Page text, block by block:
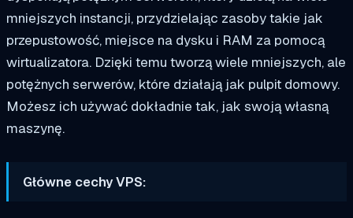
mniejszych instancji, przydzielając zasoby takie jak
przepustowość, miejsce na dysku i RAM za pomocą
wirtualizatora. Dzięki temu tworzą wiele mniejszych, ale
potężnych serwerów, które działają jak pulpit domowy.
Możesz ich używać dokładnie tak, jak swoją własną
maszynę.
Główne cechy VPS: